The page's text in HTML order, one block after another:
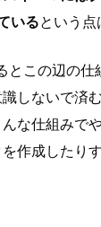
いるという点
とこの辺の仕
しないで済
な仕組みで
作成したり